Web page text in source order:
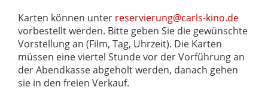
Karten können unter reservierung@carls-kino.de
vorbestellt werden. Bitte geben Sie die gewünschte
Vorstellung an (Film, Tag, Uhrzeit). Die Karten
müssen eine viertel Stunde vor der Vorführung an
der Abendkasse abgeholt werden, danach gehen
sie in den freien Verkauf.